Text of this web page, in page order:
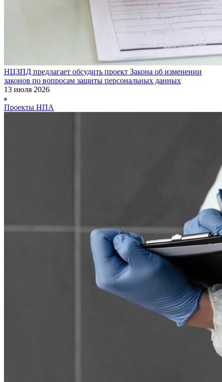
НЦЗПД предлагает обсудить проект Закона об изменении
законов по вопросам защиты персональных данных
13 июля 2026
Проекты НПА